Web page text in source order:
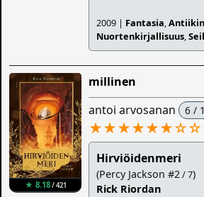
2009 | Fantasia,
Nuortenkirjallisuus,
★ 8.18/ 421
millinen
antoi arvosanan 6 /
★★★★★★☆☆
Hirviöidenmeri
(Percy Jackson #2/ 7)
Rick Riordan